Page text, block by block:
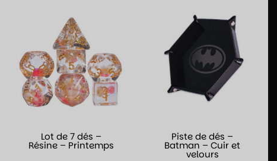
Lot de 7 dés –
Résine – Printemps
Piste de dés –
Batman – Cuir et
velours